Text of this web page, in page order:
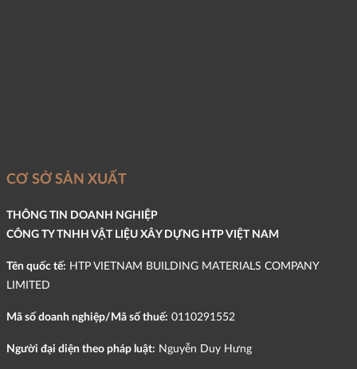
CƠ SỞ SẢN XUẤT
THÔNG TIN DOANH NGHIỆP
CÔNG TY TNHH VẬT LIỆU XÂY DỰNG HTP VIỆT NAM
Tên quốc tế: HTP VIETNAM BUILDING MATERIALS COMPANY
LIMITED
Mã số doanh nghiệp/Mã số thuế: 0110291552
Người đại diện theo pháp luật: Nguyễn Duy Hưng